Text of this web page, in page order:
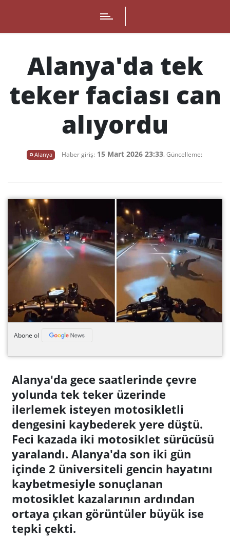
Alanya'da tek
teker faciası can
alıyordu
Alanya Haber giriş: 15 Mart 2026 23:33, Güncelleme:
Abone ol
Alanya'da gece saatlerinde çevre
yolunda tek teker üzerinde
ilerlemek isteyen motosikletli
dengesini kaybederek yere düştü.
Feci kazada iki motosiklet sürücüsü
yaralandı. Alanya'da son iki gün
içinde 2 üniversiteli gencin hayatını
kaybetmesiyle sonuçlanan
motosiklet kazalarının ardından
ortaya çıkan görüntüler büyük ise
tepki çekti.